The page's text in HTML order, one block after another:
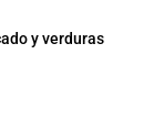
y verduras